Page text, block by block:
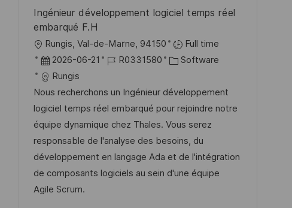
g
ö
e
n
l
n
Ingénieur développement logiciel temps réel
embarqué F.H
O
r
t
Rungis, Val-de-Marne, 94150
Full time
D
a
t
u
m
d
e
r
V
2026-06-21
J
b
-
I
D
R0331580
K
t
e
g
o
r
i
Software
Rungis
Nous recherchons un Ingénieur développement
logiciel temps réel embarqué pour rejoindre notre
équipe dynamique chez Thales. Vous serez
responsable de l'analyse des besoins, du
développement en langage Ada et de l'intégration
de composants logiciels au sein d'une équipe
Agile Scrum.